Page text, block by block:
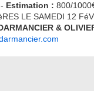
Estimation : 800/
LE SAMEDI 12
&